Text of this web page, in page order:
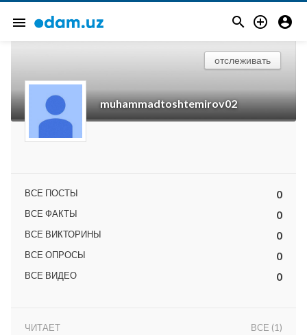
menu   
muhammadtoshtemirov02
отслеживать
ВСЕ ПОСТЫ 0
ВСЕ ФАКТЫ 0
ВСЕ ВИКТОРИНЫ 0
ВСЕ ОПРОСЫ 0
ВСЕ ВИДЕО 0
ЧИТАЕТ ВСЕ (1)